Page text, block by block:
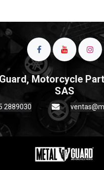
Motorcycle
SAS
2889030